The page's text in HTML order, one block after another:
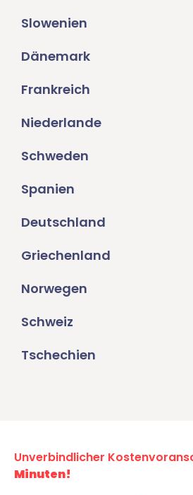
Slowenien
Dänemark
Frankreich
Niederlande
Schweden
Spanien
Deutschland
Griechenland
Norwegen
Schweiz
Tschechien
Unverbindlicher
Minuten!